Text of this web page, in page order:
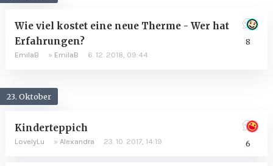
8
Wie viel kostet eine neue Therme - Wer hat
Erfahrungen?
EmilaB » EmilaB 6. 12. 2018, 09:44
23. Oktober
6
Kinderteppich
LovelyLu » Alexandra 23. 10. 2017, 14:19